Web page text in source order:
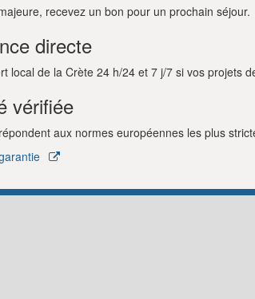
recevez un bon pour un prochain séjour.
directe
local de la Crète 24 h/24 et 7 j/7 si vos projets
vérifiée
aux normes européennes les plus